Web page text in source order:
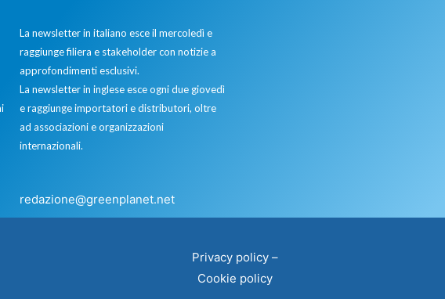
La newsletter in italiano esce il mercoledì e
raggiunge filiera e stakeholder con notizie a
approfondimenti esclusivi.
La newsletter in inglese esce ogni due giovedì
e raggiunge importatori e distributori, oltre
ad associazioni e organizzazioni
internazionali.
redazione@greenplanet.net
Privacy policy –
Cookie policy